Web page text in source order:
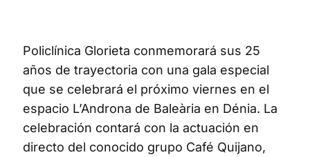
Policlínica Glorieta conmemorará sus 25
años de trayectoria con una gala especial
que se celebrará el próximo viernes en el
espacio L’Androna de Baleària en Dénia. La
celebración contará con la actuación en
directo del conocido grupo Café Quijano,